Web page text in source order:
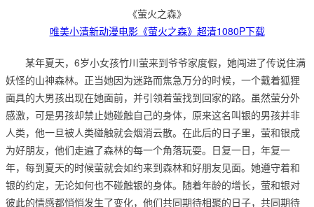
《萤火之森》
唯美小清新动漫电影《萤火之森》超清1080P下载
某年夏天，6岁小女孩竹川萤来到爷爷家度假，她闯进了传说住满
妖怪的山神森林。正当她因为迷路而焦急万分的时候，一个戴着狐狸
面具的大男孩出现在她面前，并引领着萤找到回家的路。虽然萤分外
感激，可是男孩却禁止她碰触自己的身体，原来这名叫银的男孩并非
人类，他一旦被人类碰触就会烟消云散。在此后的日子里，萤和银成
为好朋友，他们走遍了森林的每一个角落玩耍。日复一日，年复一
年，每到夏天的时候萤就会如约来到森林和好朋友见面。她遵守着和
银的约定，无论如何也不碰触银的身体。随着年龄的增长，萤和银对
彼此的情感都悄悄发生了变化，他们共同期待相聚的日子，共同期待